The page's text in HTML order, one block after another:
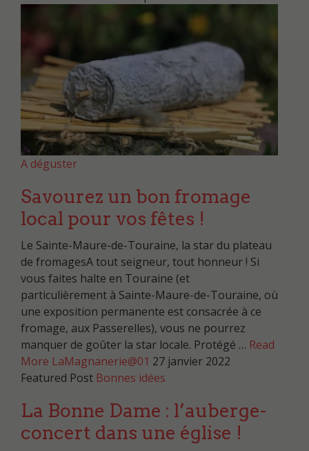
A déguster
Savourez un bon fromage
local pour vos fêtes !
Le Sainte-Maure-de-Touraine, la star du plateau
de fromagesA tout seigneur, tout honneur ! Si
vous faites halte en Touraine (et
particulièrement à Sainte-Maure-de-Touraine, où
une exposition permanente est consacrée à ce
fromage, aux Passerelles), vous ne pourrez
manquer de goûter la star locale. Protégé … Read
More LaMagnanerie@01 27 janvier 2022
Featured Post Bonnes idées
La Bonne Dame : l’auberge-
concert dans une église !